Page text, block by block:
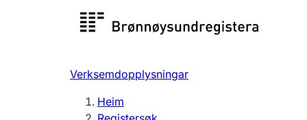
Registersøk
Registrere, endre, slette
Verksemdopplysningar
Heim